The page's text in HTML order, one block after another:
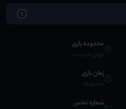
محدوده بازی
تهران، دردشت
زمان بازی
80 دقیقه
شماره تماس